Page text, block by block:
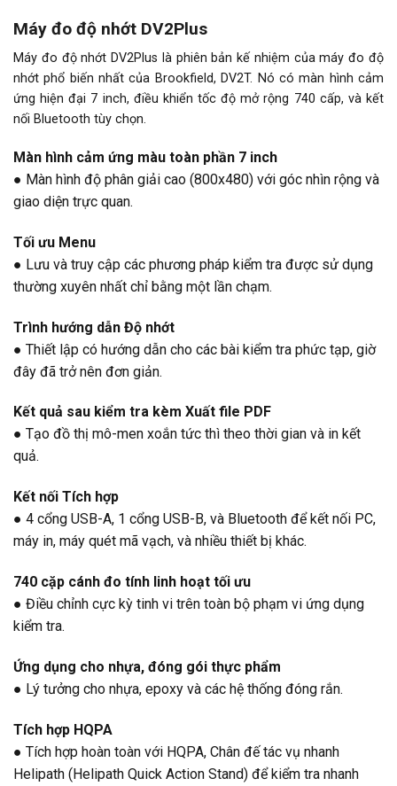
Máy đo độ nhớt DV2Plus
Máy đo độ nhớt DV2Plus là phiên bản kế nhiệm của máy đo độ
nhớt phổ biến nhất của Brookfield, DV2T. Nó có màn hình cảm
ứng hiện đại 7 inch, điều khiển tốc độ mở rộng 740 cấp, và kết
nối Bluetooth tùy chọn.
Màn hình cảm ứng màu toàn phần 7 inch
● Màn hình độ phân giải cao (800x480) với góc nhìn rộng và
giao diện trực quan.
Tối ưu Menu
● Lưu và truy cập các phương pháp kiểm tra được sử dụng
thường xuyên nhất chỉ bằng một lần chạm.
Trình hướng dẫn Độ nhớt
● Thiết lập có hướng dẫn cho các bài kiểm tra phức tạp, giờ
đây đã trở nên đơn giản.
Kết quả sau kiểm tra kèm Xuất file PDF
● Tạo đồ thị mô-men xoắn tức thì theo thời gian và in kết
quả.
Kết nối Tích hợp
● 4 cổng USB-A, 1 cổng USB-B, và Bluetooth để kết nối PC,
máy in, máy quét mã vạch, và nhiều thiết bị khác.
740 cặp cánh đo tính linh hoạt tối ưu
● Điều chỉnh cực kỳ tinh vi trên toàn bộ phạm vi ứng dụng
kiểm tra.
Ứng dụng cho nhựa, đóng gói thực phẩm
● Lý tưởng cho nhựa, epoxy và các hệ thống đóng rắn.
Tích hợp HQPA
● Tích hợp hoàn toàn với HQPA, Chân đế tác vụ nhanh
Helipath (Helipath Quick Action Stand) để kiểm tra nhanh